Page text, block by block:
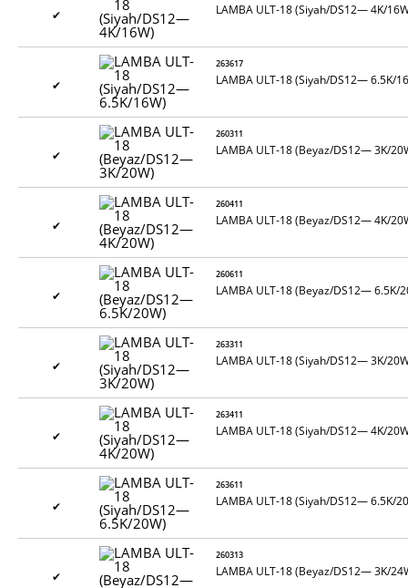
✔ LAMBA ULT-18 (Siyah/DS12— 4K/
✔
263617
LAMBA ULT-18 (Siyah/DS12— 6.5K/
✔
260311
LAMBA ULT-18 (Beyaz/DS12— 3K/
✔
260411
LAMBA ULT-18 (Beyaz/DS12— 4K/
✔
260611
LAMBA ULT-18 (Beyaz/DS12— 6.5K/
✔
263311
LAMBA ULT-18 (Siyah/DS12— 3K/
✔
263411
LAMBA ULT-18 (Siyah/DS12— 4K/
✔
263611
LAMBA ULT-18 (Siyah/DS12— 6.5K/
✔
260313
LAMBA ULT-18 (Beyaz/DS12— 3K/